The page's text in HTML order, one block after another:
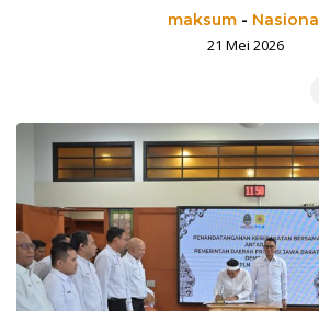
maksum - Nasional
21 Mei 2026